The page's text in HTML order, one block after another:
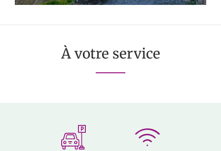
À votre service